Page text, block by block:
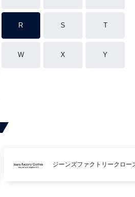
R S T
W X Y
ジーンズファクトリークロー